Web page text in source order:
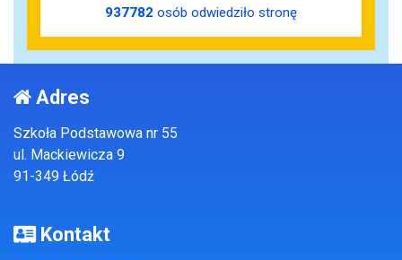
937782 osób odwiedziło stronę
Adres
Szkoła Podstawowa nr 55
ul. Mackiewicza 9
91-349 Łódź
Kontakt